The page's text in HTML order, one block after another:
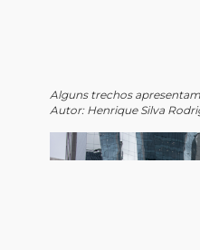
Alguns trechos
Autor: Henrique Silva